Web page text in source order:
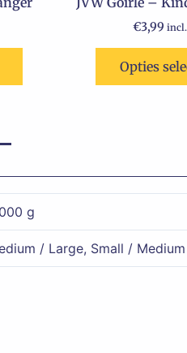
€3,99
Opties
g
/ Large, Small / Medium